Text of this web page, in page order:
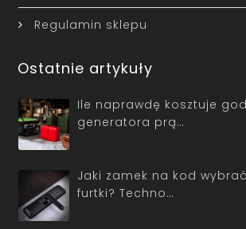
Regulamin sklepu
Ostatnie artykuły
Ile naprawdę kosztuje
generatora prą…
Jaki zamek na kod
furtki? Techno…